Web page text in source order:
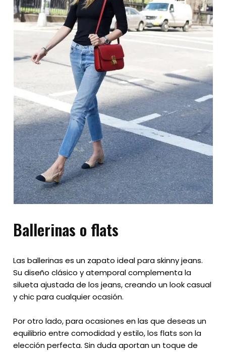
Ballerinas o flats
Las ballerinas es un zapato ideal para skinny jeans.
Su diseño clásico y atemporal complementa la
silueta ajustada de los jeans, creando un look casual
y chic para cualquier ocasión.
Por otro lado, para ocasiones en las que deseas un
equilibrio entre comodidad y estilo, los flats son la
elección perfecta. Sin duda aportan un toque de